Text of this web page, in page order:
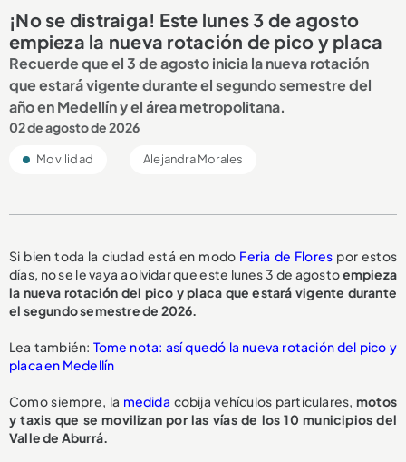
¡No se distraiga! Este lunes 3 de agosto
empieza la nueva rotación de pico y placa
Recuerde que el 3 de agosto inicia la nueva rotación
que estará vigente durante el segundo semestre del
año en Medellín y el área metropolitana.
02 de agosto de 2026
Movilidad Alejandra Morales
Si bien toda la ciudad está en modo Feria de Flores por estos
días, no se le vaya a olvidar que este lunes 3 de agostoempieza
la nueva rotación del pico y placa que estará vigente durante
el segundo semestre de 2026.
Lea también: Tome nota: así quedó la nueva rotación del pico y
placa en Medellín
Como siempre, la medida cobija vehículos particulares, motos
y taxis que se movilizan por las vías de los 10 municipios del
Valle de Aburrá.